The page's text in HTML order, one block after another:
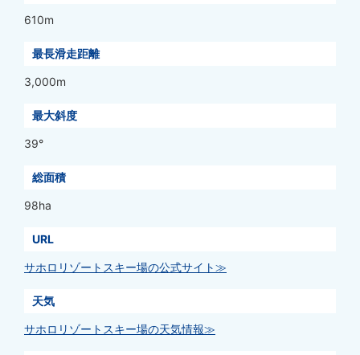
610m
最長滑走距離
3,000m
最大斜度
39°
総面積
98ha
URL
サホロリゾートスキー場の公式サイト≫
天気
サホロリゾートスキー場の天気情報≫